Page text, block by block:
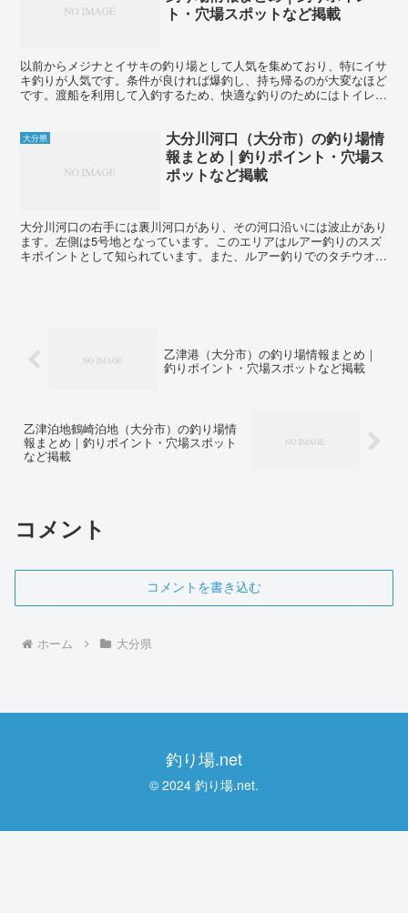
ト・穴場スポットなど掲載
以前からメジナとイサキの釣り場として人気を集めており、特にイサ
キ釣りが人気です。条件が良ければ爆釣し、持ち帰るのが大変なほど
です。渡船を利用して入釣するため、快適な釣りのためにはトイレや
大分県
大分川河口（大分市）の釣り場情
報まとめ｜釣りポイント・穴場ス
ポットなど掲載
大分川河口の右手には裏川河口があり、その河口沿いには波止があり
ます。左側は5号地となっています。このエリアはルアー釣りのスズ
キポイントとして知られています。また、ルアー釣りでのタチウオの
乙津港（大分市）の釣り場情報まとめ｜
釣りポイント・穴場スポットなど掲載
乙津泊地鶴崎泊地（大分市）の釣り場情
報まとめ｜釣りポイント・穴場スポット
など掲載
コメント
コメントを書き込む
ホーム 大分県
釣り場.net
© 2024 釣り場.net.